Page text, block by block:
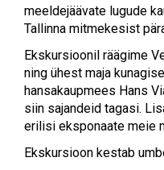
meeldejäävate lugude
Tallinna mitmekesist
Ekskursioonil räägime
ning ühest maja
hansakaupmees Hans
siin sajandeid tagasi.
erilisi eksponaate meie
Ekskursioon kestab